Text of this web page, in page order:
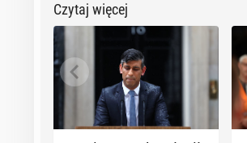
Czytaj więcej